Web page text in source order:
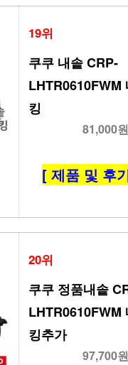
19위
쿠쿠 내솥 CRP-
LHTR0610FWM
킹
81,000원
[ 제품 및 후
20위
쿠쿠 정품내솥
LHTR0610FWM
킹추가
97,700원